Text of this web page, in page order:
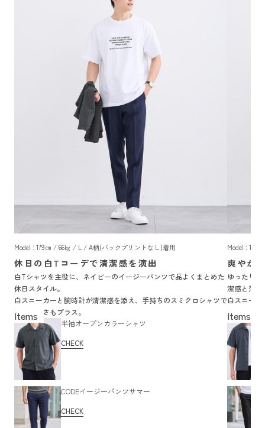
Model : 179㎝ / 66㎏ / L / A柄(バックプリントなし)着用
休日の白Tコーデで清潔感を演出
白Tシャツを主役に、ネイビーのイージーパンツで品よくまとめた
休日スタイル。
白スニーカーと腕時計が清潔感を添え、手持ちのスミクロシャツで
大人っぽさもプラス。
半袖オープンカラーシャツ
CHECK
CODEイージーパンツサマー
CHECK
Model : 179
爽やか
ゆったり
潔感と落ち
白スニー
れ感を添え